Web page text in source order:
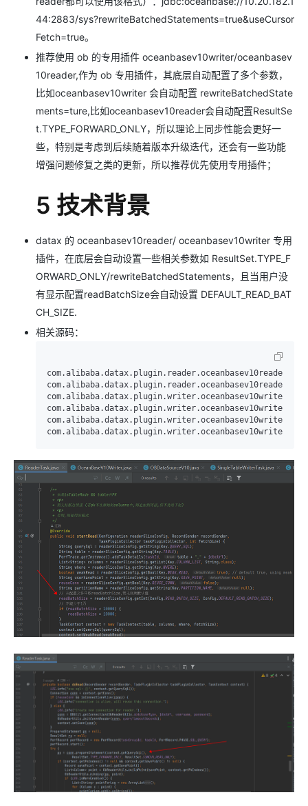
44:2883/sys?rewriteBatchedStatements=true&useCursor
Fetch=true。
推荐使用 ob 的专用插件 oceanbasev10writer/oceanbasev
10reader,作为 ob 专用插件，其底层自动配置了多个参数，
比如oceanbasev10writer 会自动配置 rewriteBatchedState
ments=ture,比如oceanbasev10reader会自动配置ResultSe
t.TYPE_FORWARD_ONLY，所以理论上同步性能会更好一
些，特别是考虑到后续随着版本升级迭代，还会有一些功能
增强问题修复之类的更新，所以推荐优先使用专用插件；
5 技术背景
datax 的 oceanbasev10reader/ oceanbasev10writer 专用
插件，在底层会自动设置一些相关参数如 ResultSet.TYPE_F
ORWARD_ONLY/rewriteBatchedStatements，且当用户没
有显示配置readBatchSize会自动设置 DEFAULT_READ_BAT
CH_SIZE.
相关源码：